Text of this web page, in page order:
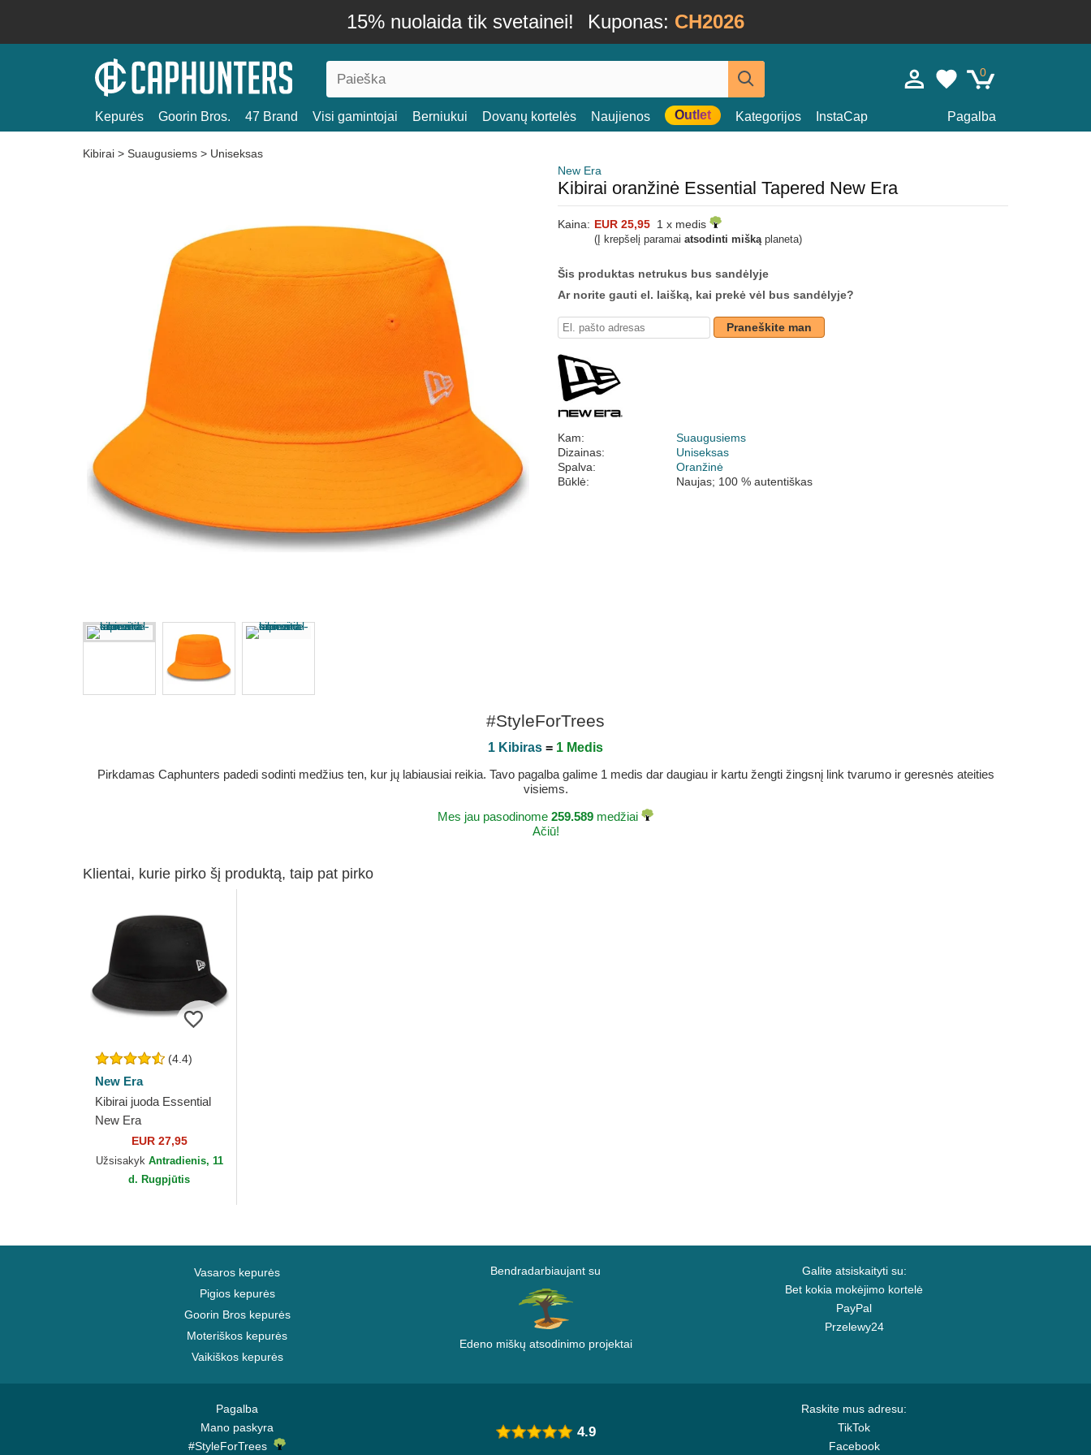
15% nuolaida tik svetainei! Kuponas: CH2026
0
Kepurės Goorin Bros. 47 Brand Visi gamintojai Berniukui Dovanų kortelės Naujienos Outlet Kategorijos InstaCap Pagalba
Kibirai > Suaugusiems > Uniseksas
New Era
Kibirai oranžinė Essential Tapered New Era
Kaina: EUR 25,95 1 x medis
(Į krepšelį paramai atsodinti miškąplaneta)
Šis produktas netrukus bus sandėlyje
Ar norite gauti el. laišką, kai prekė vėl bus sandėlyje?
Praneškite man
Kam:
Suaugusiems
Dizainas:
Uniseksas
Spalva:
Oranžinė
Būklė:
Naujas; 100 % autentiškas
#StyleForTrees
1 Kibiras = 1 Medis
Pirkdamas Caphunters padedi sodinti medžius ten, kur jų labiausiai reikia. Tavo pagalba galime 1 medis dar daugiau ir kartu žengti žingsnį link tvarumo ir geresnės ateities
visiems.
Mes jau pasodinome 259.589 medžiai
Ačiū!
Klientai, kurie pirko šį produktą, taip pat pirko
(4.4)
New Era
Kibirai juoda Essential
New Era
EUR 27,95
Užsisakyk Antradienis, 11
d. Rugpjūtis
Vasaros kepurės
Pigios kepurės
Goorin Bros kepurės
Moteriškos kepurės
Vaikiškos kepurės
Bendradarbiaujant su
Edeno miškų atsodinimo projektai
Galite atsiskaityti su:
Bet kokia mokėjimo kortelė
PayPal
Przelewy24
Pagalba
Mano paskyra
#StyleForTrees
Raskite mus adresu:
TikTok
Facebook
4.9